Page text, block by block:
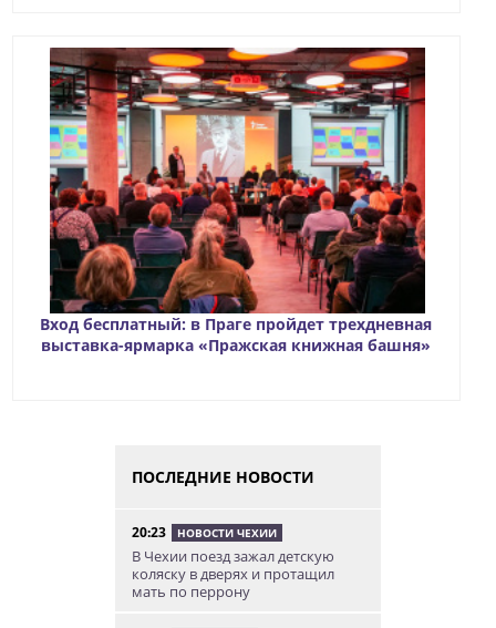
Вход бесплатный: в Праге пройдет трехдневная
выставка-ярмарка «Пражская книжная башня»
ПОСЛЕДНИЕ НОВОСТИ
20:23 НОВОСТИ ЧЕХИИ
В Чехии поезд зажал детскую
коляску в дверях и протащил
мать по перрону